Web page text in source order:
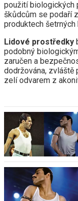
použití biologických
škůdcům se podaří
produktech
Lidové prostředky
podobný
zaručen a
dodržována, zvláště
zelí odvarem z